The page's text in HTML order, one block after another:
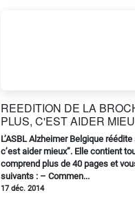
REEDITION DE LA
PLUS, C'EST AIDER
L’ASBL Alzheimer Belgique
c’est aider mieux”. Elle contient
comprend plus de 40 pages et
suivants : – Commen...
17 déc. 2014